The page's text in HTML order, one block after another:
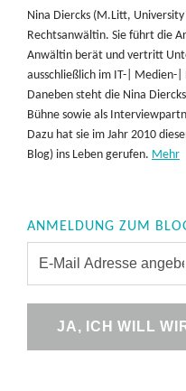
Nina Diercks (M.Litt,
Rechtsanwältin. Sie führt die
Anwältin berät und vertritt
ausschließlich im IT-| Medien-
Daneben steht die Nina
Bühne sowie als
Dazu hat sie im Jahr 2010
Blog) ins Leben gerufen. Mehr
ANMELDUNG ZUM